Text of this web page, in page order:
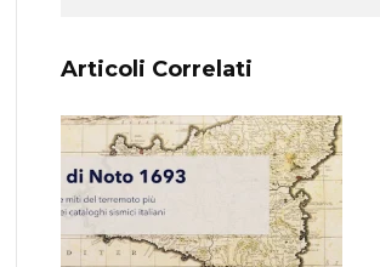
Articoli Correlati